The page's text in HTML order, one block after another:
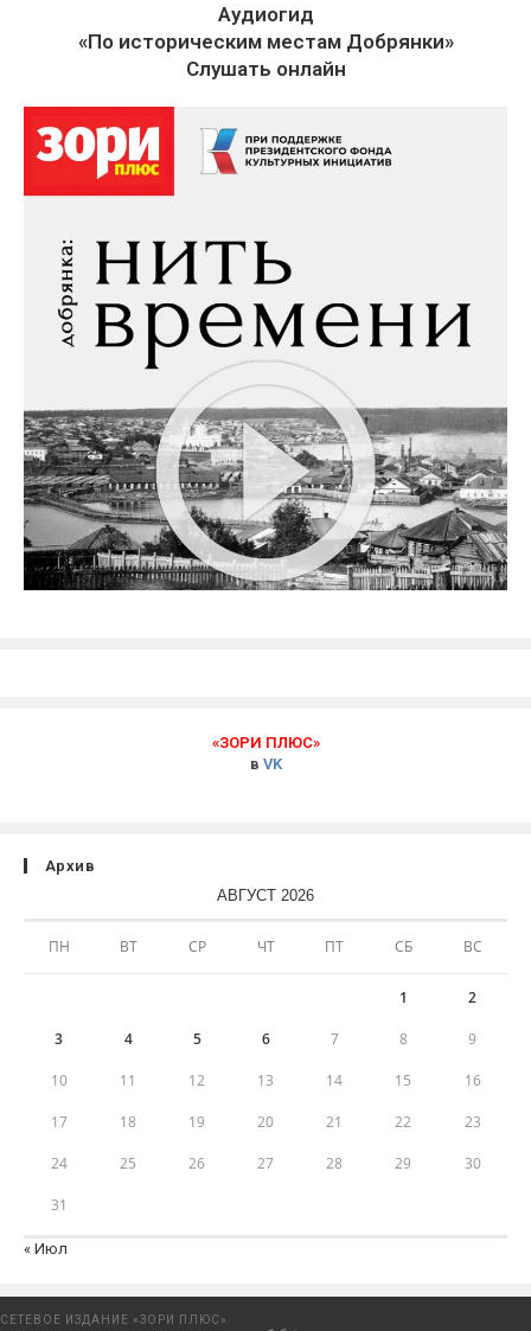
Аудиогид
«По историческим местам Добрянки»
Слушать онлайн
«ЗОРИ ПЛЮС»
в VK
Архив
АВГУСТ 2026
ПН ВТ СР ЧТ ПТ СБ ВС
1 2
3 4 5 6 7 8 9
10 11 12 13 14 15 16
17 18 19 20 21 22 23
24 25 26 27 28 29 30
31
« Июл
СЕТЕВОЕ ИЗДАНИЕ «ЗОРИ ПЛЮС»